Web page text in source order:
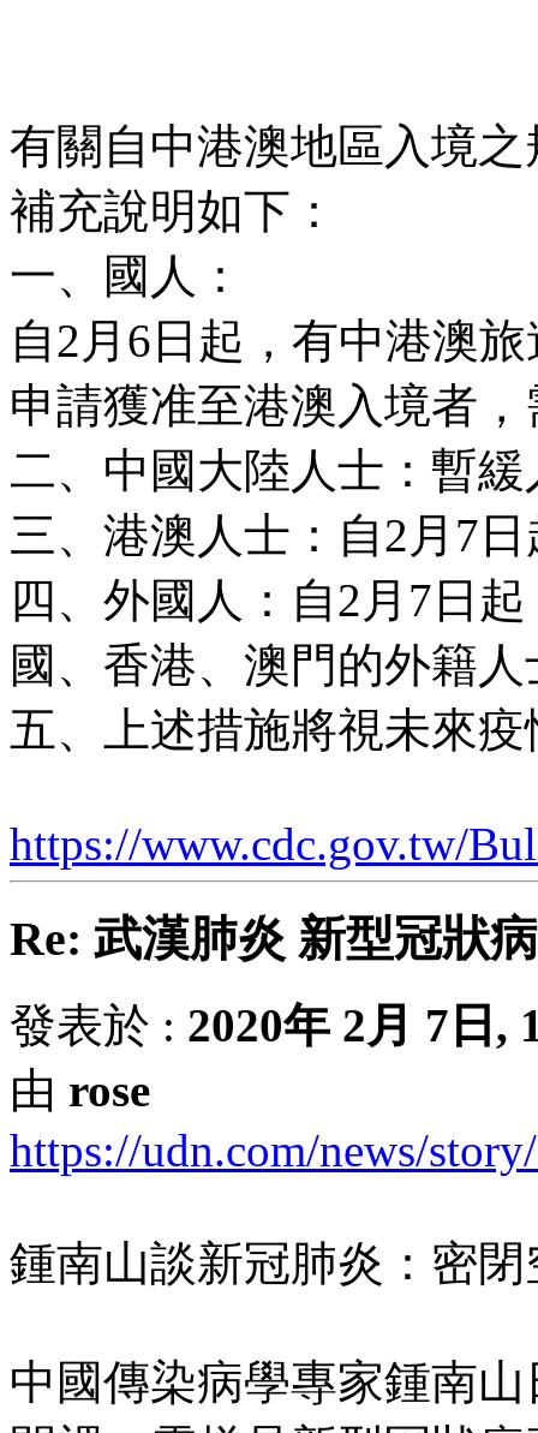
有關自中港澳地區入境
補充說明如下：
一、國人：
自2月6日起，有中港澳
申請獲准至港澳入境者
二、中國大陸人士：暫緩
三、港澳人士：自2月7
四、外國人：自2月7日
國、香港、澳門的外籍
五、上述措施將視未來
https://www.cdc.gov.tw/
Re: 武漢肺炎 新型冠狀
發表於 : 2020年 2月 7日,
由 rose
https://udn.com/news/
鍾南山談新冠肺炎：密
中國傳染病學專家鍾南